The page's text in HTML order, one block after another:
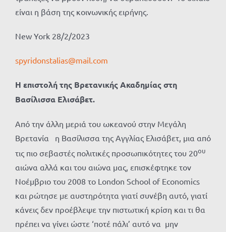
είναι η βάση της κοινωνικής ειρήνης.
New York 28/2/2023
spyridonstalias@mail.com
Η επιστολή της Βρετανικής Ακαδημίας στη
Βασίλισσα Ελισάβετ.
Από την άλλη μεριά του ωκεανού στην Μεγάλη
Βρετανία η Βασίλισσα της Αγγλίας Ελισάβετ, μια από
τις πιο σεβαστές πολιτικές προσωπικότητες του 20ου
αιώνα αλλά και του αιώνα μας, επισκέφτηκε τον
Νοέμβριο του 2008 το London School of Economics
και ρώτησε με αυστηρότητα γιατί συνέβη αυτό, γιατί
κάνεις δεν προέβλεψε την πιστωτική κρίση και τι θα
πρέπει να γίνει ώστε ‘ποτέ πάλι’ αυτό να μην